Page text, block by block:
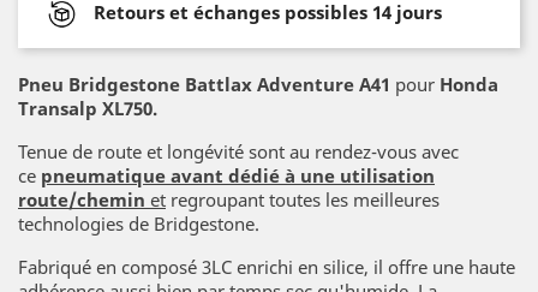
Retours et échanges possibles 14 jours
Pneu Bridgestone Battlax Adventure A41 pour Honda
Transalp XL750.
Tenue de route et longévité sont au rendez-vous avec
ce pneumatique avant dédié à une utilisation
route/chemin et regroupant toutes les meilleures
technologies de Bridgestone.
Fabriqué en composé 3LC enrichi en silice, il offre une haute